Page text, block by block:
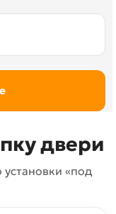
двери
«под